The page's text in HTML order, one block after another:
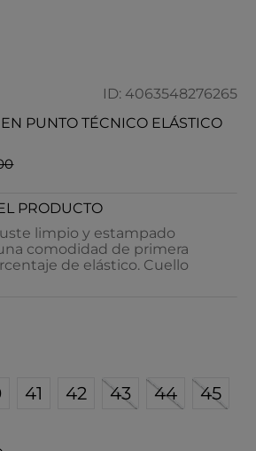
ID: 4063548276265
PUNTO TÉCNICO ELÁSTICO
PRODUCTO
limpio y estampado
comodidad de primera
de elástico. Cuello
41 42 43 44 45